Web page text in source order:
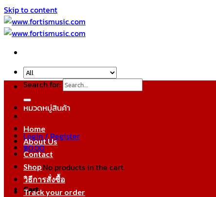
Skip to content
Search for:
Login / Register
฿0.00
No products in the cart.
Cart
หมวดหมู่สินค้า
Home
About Us
Contact
Shop
วิธีการสั่งซื้อ
Track your order